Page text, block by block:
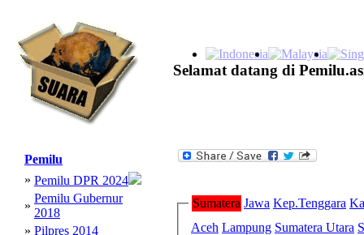
Selamat datang di
Pemilu
» Pemilu DPR 2024
»
Pemilu Gubernur
2018
» Pilpres 2014
Sumatera Jawa Kep.Tenggara
Aceh Lampung Sumatera Utara